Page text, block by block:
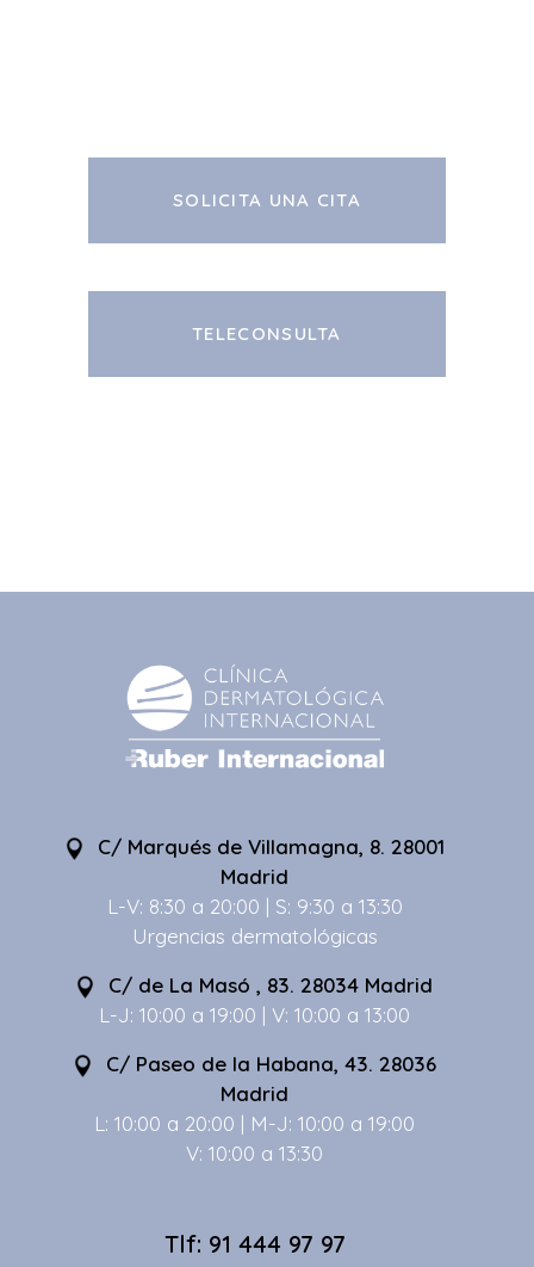
SOLICITA UNA CITA
TELECONSULTA
C/ Marqués de Villamagna, 8. 28001
Madrid
L-V: 8:30 a 20:00 | S: 9:30 a 13:30
Urgencias dermatológicas
C/ de La Masó , 83. 28034 Madrid
L-J: 10:00 a 19:00 | V: 10:00 a 13:00
C/ Paseo de la Habana, 43. 28036
Madrid
L: 10:00 a 20:00 | M-J: 10:00 a 19:00
V: 10:00 a 13:30
Tlf: 91 444 97 97